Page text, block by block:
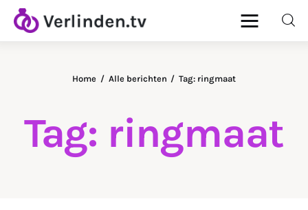
Tag: ringmaat
Home Alle berichten Tag: ringmaat
Diamanten